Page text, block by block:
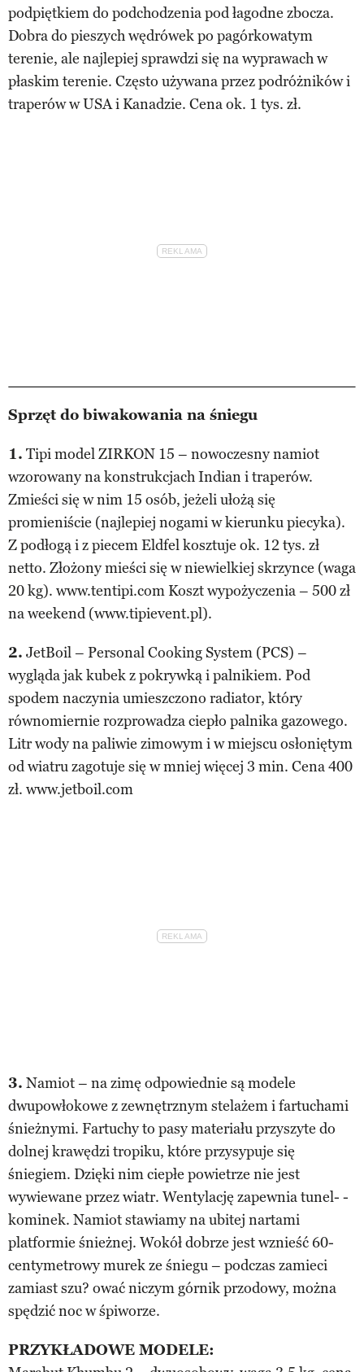
podpiętkiem do podchodzenia pod łagodne zbocza.
Dobra do pieszych wędrówek po pagórkowatym
terenie, ale najlepiej sprawdzi się na wyprawach w
płaskim terenie. Często używana przez podróżników i
traperów w USA i Kanadzie. Cena ok. 1 tys. zł.
Sprzęt do biwakowania na śniegu
1. Tipi model ZIRKON 15 – nowoczesny namiot
wzorowany na konstrukcjach Indian i traperów.
Zmieści się w nim 15 osób, jeżeli ułożą się
promieniście (najlepiej nogami w kierunku piecyka).
Z podłogą i z piecem Eldfel kosztuje ok. 12 tys. zł
netto. Złożony mieści się w niewielkiej skrzynce (waga
20 kg). www.tentipi.com Koszt wypożyczenia – 500 zł
na weekend (www.tipievent.pl).
2. JetBoil – Personal Cooking System (PCS) –
wygląda jak kubek z pokrywką i palnikiem. Pod
spodem naczynia umieszczono radiator, który
równomiernie rozprowadza ciepło palnika gazowego.
Litr wody na paliwie zimowym i w miejscu osłoniętym
od wiatru zagotuje się w mniej więcej 3 min. Cena 400
zł. www.jetboil.com
3. Namiot – na zimę odpowiednie są modele
dwupowłokowe z zewnętrznym stelażem i fartuchami
śnieżnymi. Fartuchy to pasy materiału przyszyte do
dolnej krawędzi tropiku, które przysypuje się
śniegiem. Dzięki nim ciepłe powietrze nie jest
wywiewane przez wiatr. Wentylację zapewnia tunel- -
kominek. Namiot stawiamy na ubitej nartami
platformie śnieżnej. Wokół dobrze jest wznieść 60-
centymetrowy murek ze śniegu – podczas zamieci
zamiast szu? ować niczym górnik przodowy, można
spędzić noc w śpiworze.
PRZYKŁADOWE MODELE: